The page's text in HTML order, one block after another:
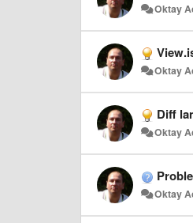
Oktay
Oktay
Diff
Oktay
Oktay